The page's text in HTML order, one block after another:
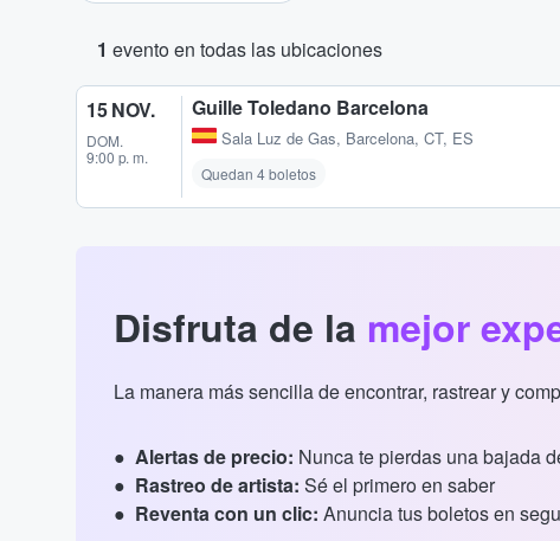
1 evento en todas las ubicaciones
15 NOV.
DOM.
9:00 p. m.
Guille Toledano Barcelona
Sala Luz de Gas, Barcelona, CT, ES
Quedan 4 boletos
Disfruta de la mejor
La manera más sencilla de encontrar, rastrear y
Alertas de precio: Nunca te pierdas una bajada
Rastreo de artista: Sé el primero en saber
Reventa con un clic: Anuncia tus boletos en